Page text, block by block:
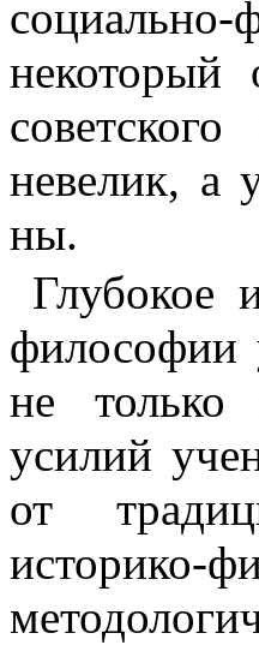
некоторый
невелик, а
ны.
Глубокое
философии
не только
усилий
от